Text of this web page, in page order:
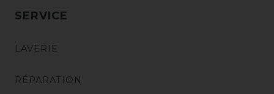
SERVICE
LAVERIE
RÉPARATION